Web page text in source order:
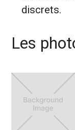
discrets.
Les